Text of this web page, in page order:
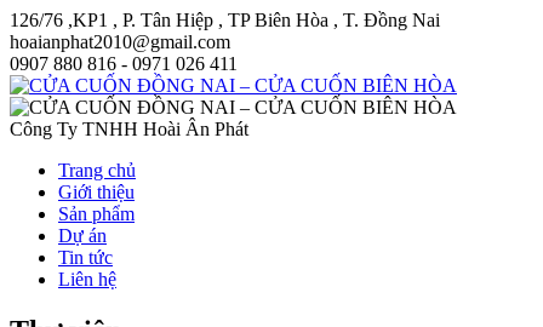
126/76 ,KP1 , P. Tân Hiệp , TP Biên Hòa , T. Đồng Nai
hoaianphat2010@gmail.com
0907 880 816 - 0971 026 411
Công Ty TNHH Hoài Ân Phát
Trang chủ
Giới thiệu
Sản phẩm
Dự án
Tin tức
Liên hệ